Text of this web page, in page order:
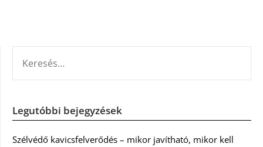
Legutóbbi bejegyzések
Szélvédő kavicsfelverődés – mikor javítható, mikor kell